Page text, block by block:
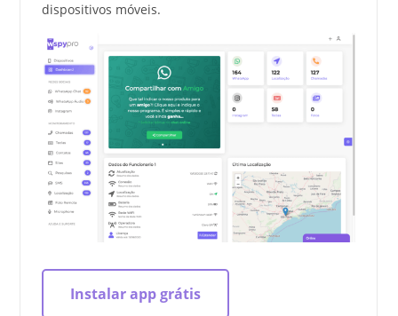
dispositivos móveis.
Instalar app grátis